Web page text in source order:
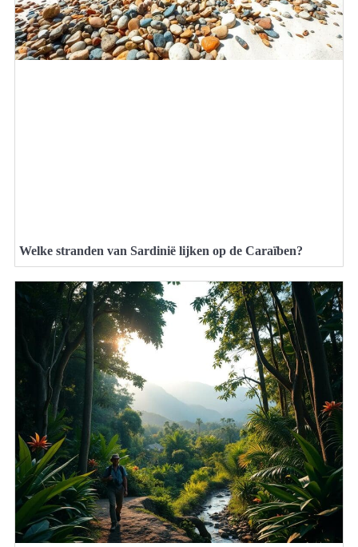
Welke stranden van Sardinië lijken op de Caraïben?